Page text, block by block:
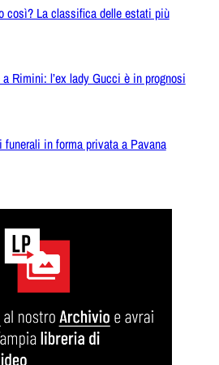
così? La classifica delle estati più
Rimini: l’ex lady Gucci è in prognosi
in forma privata a Pavana